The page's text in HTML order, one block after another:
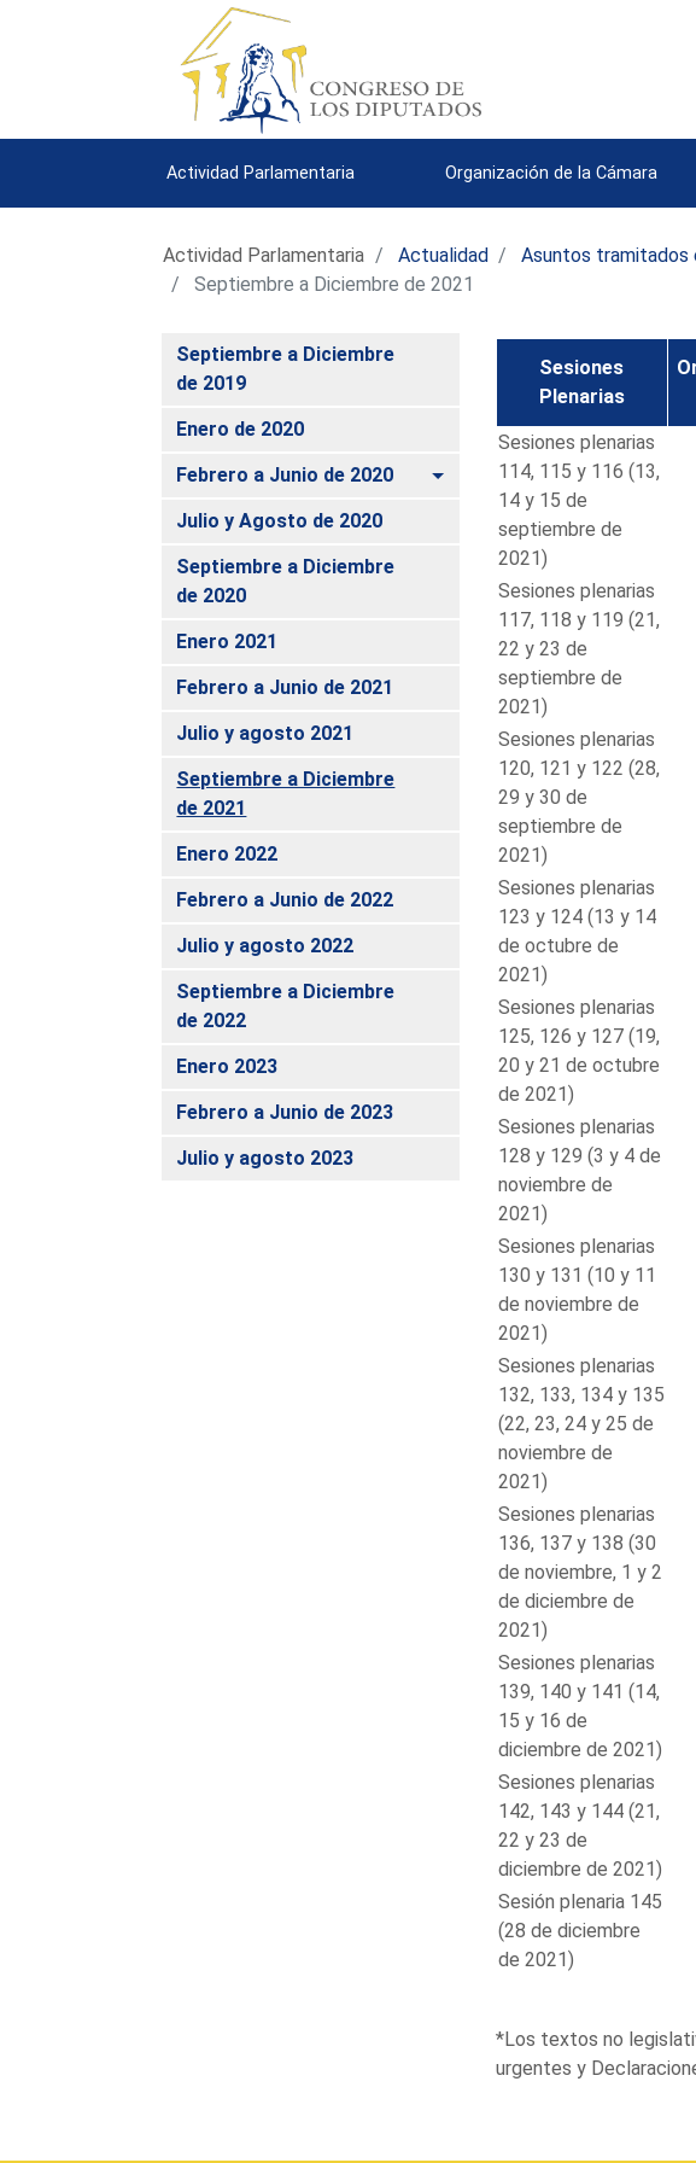
Actividad Parlamentaria Organización de la Cámara
Actividad Parlamentaria Actualidad Asuntos tramitados
Septiembre a Diciembre de 2021
Septiembre a Diciembre
de 2019
Enero de 2020
Febrero a Junio de 2020
Alternar
Julio y Agosto de 2020
Septiembre a Diciembre
de 2020
Enero 2021
Febrero a Junio de 2021
Julio y agosto 2021
Septiembre a Diciembre
de 2021
Enero 2022
Febrero a Junio de 2022
Julio y agosto 2022
Septiembre a Diciembre
de 2022
Enero 2023
Febrero a Junio de 2023
Julio y agosto 2023
Sesiones
Plenarias
Sesiones plenarias
114, 115 y 116 (13,
14 y 15 de
septiembre de
2021)
Sesiones plenarias
117, 118 y 119 (21,
22 y 23 de
septiembre de
2021)
Sesiones plenarias
120, 121 y 122 (28,
29 y 30 de
septiembre de
2021)
Sesiones plenarias
123 y 124 (13 y 14
de octubre de
2021)
Sesiones plenarias
125, 126 y 127 (19,
20 y 21 de octubre
de 2021)
Sesiones plenarias
128 y 129 (3 y 4 de
noviembre de
2021)
Sesiones plenarias
130 y 131 (10 y 11
de noviembre de
2021)
Sesiones plenarias
132, 133, 134 y 135
(22, 23, 24 y 25 de
noviembre de
2021)
Sesiones plenarias
136, 137 y 138 (30
de noviembre, 1 y 2
de diciembre de
2021)
Sesiones plenarias
139, 140 y 141 (14,
15 y 16 de
diciembre de 2021)
Sesiones plenarias
142, 143 y 144 (21,
22 y 23 de
diciembre de 2021)
Sesión plenaria 145
(28 de diciembre
de 2021)
*Los textos no
urgentes y